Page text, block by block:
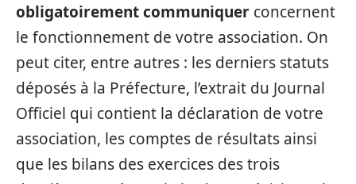
obligatoirement communiquer concernent
le fonctionnement de votre association. On
peut citer, entre autres : les derniers statuts
déposés à la Préfecture, l’extrait du Journal
Officiel qui contient la déclaration de votre
association, les comptes de résultats ainsi
que les bilans des exercices des trois